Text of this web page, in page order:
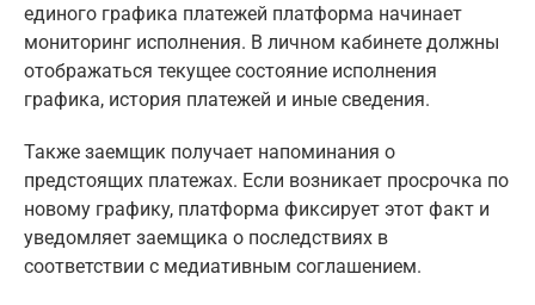
единого графика платежей платформа начинает
мониторинг исполнения. В личном кабинете должны
отображаться текущее состояние исполнения
графика, история платежей и иные сведения.
Также заемщик получает напоминания о
предстоящих платежах. Если возникает просрочка по
новому графику, платформа фиксирует этот факт и
уведомляет заемщика о последствиях в
соответствии с медиативным соглашением.